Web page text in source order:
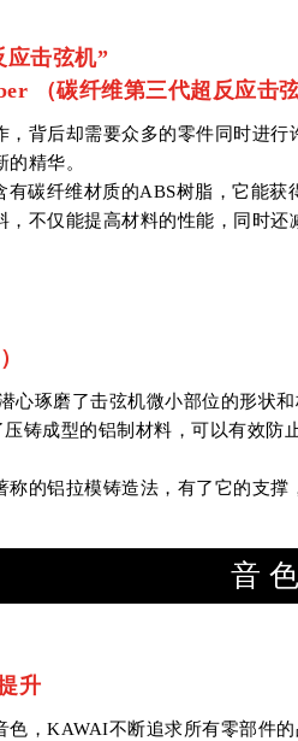
应击弦机”
（碳纤维第三代超反应击弦
背后却需要众多的零件同时进
精华。
碳纤维材质的ABS树脂，它能
不仅能提高材料的性能，同时
心琢磨了击弦机微小部位的形状
铸成型的铝制材料，可以有效防
的铝拉模铸造法，有了它的支
音色
升
，KAWAI不断追求所有零部件的